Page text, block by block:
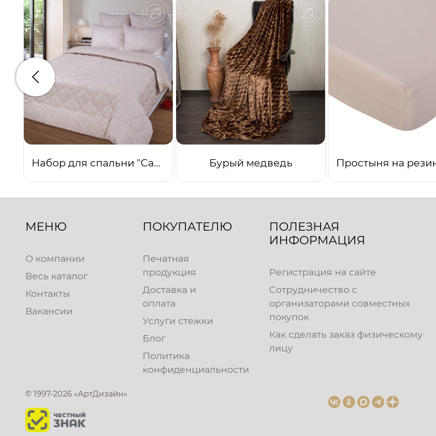
Набор для спальни "Camel" Бурый медведь
Предыдущий
МЕНЮ
О компании
Весь каталог
Контакты
Вакансии
ПОКУПАТЕЛЮ
Печатная
продукция
Доставка и
оплата
Услуги стежки
Блог
Политика
конфиденциальности
ПОЛЕЗНАЯ
ИНФОРМАЦИЯ
Регистрация на сайте
Сотрудничество с
организаторами совместных
покупок
Как сделать заказ физическому
лицу
© 1997-2026 «АртДизайн»